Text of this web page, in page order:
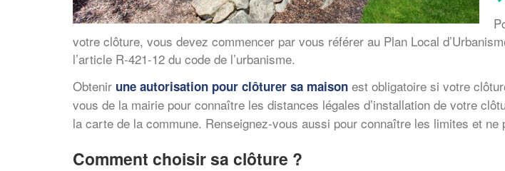
votre clôture, vous devez commencer par vous référer au Plan Local
l’article R-421-12 du code de l’urbanisme.
Obtenir une autorisation pour clôturer sa maison est obligatoire si votre
vous de la mairie pour connaître les distances légales d’installation de votre
la carte de la commune. Renseignez-vous aussi pour connaître les limites et
Comment choisir sa clôture ?